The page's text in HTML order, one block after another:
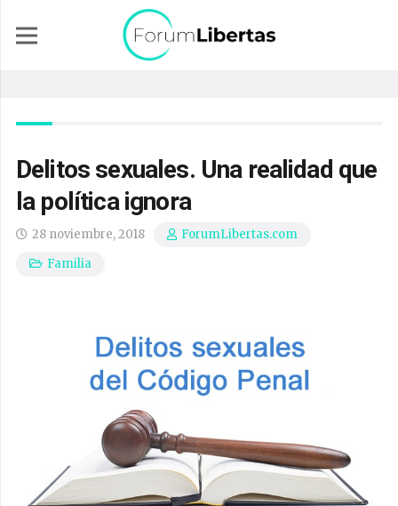
Delitos sexuales. Una realidad que
la política ignora
28 noviembre, 2018
ForumLibertas.com
Familia